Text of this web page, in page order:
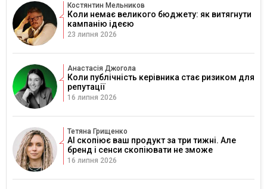
Костянтин Мельников
Коли немає великого бюджету: як витягнути
кампанію ідеєю
23 липня 2026
Анастасія Джогола
Коли публічність керівника стає ризиком для
репутації
16 липня 2026
Тетяна Грищенко
AI скопіює ваш продукт за три тижні. Але
бренд і сенси скопіювати не зможе
16 липня 2026